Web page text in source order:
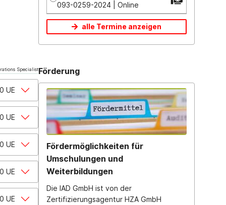
Specialist
UE
UE
UE
UE
UE
093-0259-2024 | Online
alle Termine anzeigen
Förderung
Fördermöglichkeiten für
Umschulungen und
Weiterbildungen
Die IAD GmbH ist von der
Zertifizierungsagentur HZA GmbH